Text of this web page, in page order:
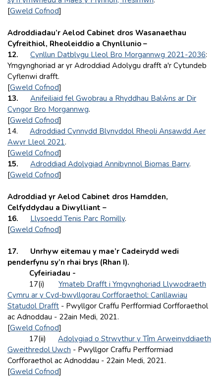
[Gweld Cofnod]
Adroddiadau’r Aelod Cabinet dros Wasanaethau
Cyfreithiol, Rheoleiddio a Chynllunio –
12. Cynllun Datblygu Lleol Bro Morgannwg 2021-2036:
Ymgynghoriad ar yr Adroddiad Adolygu drafft a'r Cytundeb
Cyflenwi drafft.
[Gweld Cofnod]
13. Anifeiliaid fel Gwobrau a Rhyddhau Balŵns ar Dir
Cyngor Bro Morgannwg.
[Gweld Cofnod]
14. Adroddiad Cynnydd Blynyddol Rheoli Ansawdd Aer
Awyr Lleol 2021.
[Gweld Cofnod]
15. Adroddiad Adolygiad Annibynnol Biomas Barry.
[Gweld Cofnod]
Adroddiad yr Aelod Cabinet dros Hamdden,
Celfyddydau a Diwylliant –
16. Llysoedd Tenis Parc Romilly.
[Gweld Cofnod]
17. Unrhyw eitemau y mae’r Cadeirydd wedi
penderfynu sy’n rhai brys (Rhan I).
Cyfeiriadau -
17(i) Ymateb Drafft i Ymgynghoriad Llywodraeth
Cymru ar y Cyd-bwyllgorau Corfforaethol: Canllawiau
Statudol Drafft - Pwyllgor Craffu Perfformiad Corfforaethol
ac Adnoddau - 22ain Medi, 2021.
[Gweld Cofnod]
17(ii) Adolygiad o Strwythur y Tîm Arweinyddiaeth
Gweithredol Uwch - Pwyllgor Craffu Perfformiad
Corfforaethol ac Adnoddau - 22ain Medi, 2021.
[Gweld Cofnod]